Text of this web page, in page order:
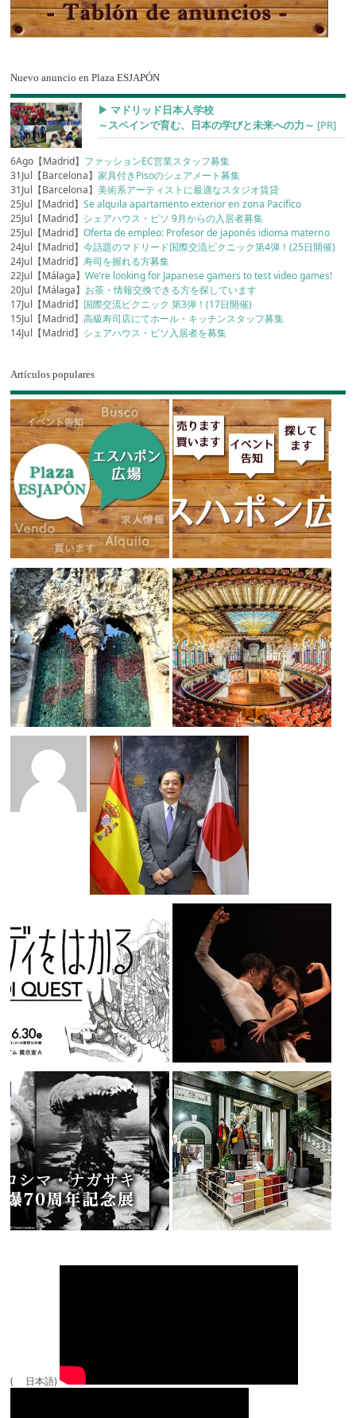
Nuevo anuncio en Plaza ESJAPÓN
▶︎ マドリッド日本人学校
～スペインで育む、日本の学びと未来への力～ [PR]
6Ago【Madrid】 ファッションEC営業スタッフ募集
31Jul【Barcelona】家具付きPisoのシェアメート募集
31Jul【Barcelona】美術系アーティストに最適なスタジオ賃貸
25Jul【Madrid】Se alquila apartamento exterior en zona Pacifico
25Jul【Madrid】 シェアハウス・ピソ 9月からの入居者募集
25Jul【Madrid】Oferta de empleo: Profesor de japonés idioma materno
24Jul【Madrid】今話題のマドリード国際交流ピクニック第4弾！(25日開催)
24Jul【Madrid】寿司を握れる方募集
22Jul【Málaga】We’re looking for Japanese gamers to test video games!
20Jul【Málaga】 お茶・情報交換できる方を探しています
17Jul【Madrid】 国際交流ピクニック 第3弾！(17日開催)
15Jul【Madrid】高級寿司店にてホール・キッチンスタッフ募集
14Jul【Madrid】 シェアハウス・ピソ入居者を募集
Artículos populares
( 日本語)